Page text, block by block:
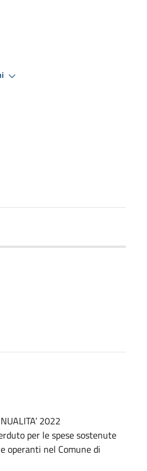
2022
per le spese sostenute
operanti nel Comune di